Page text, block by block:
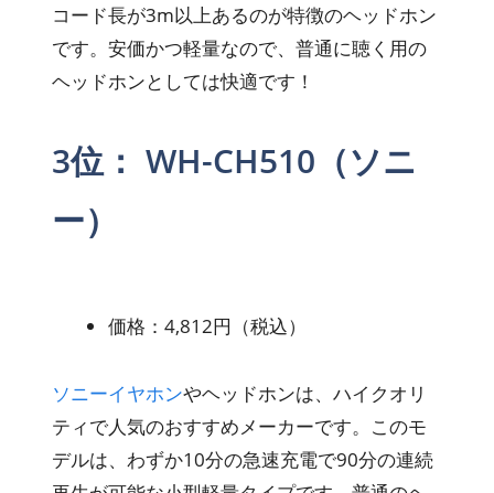
コード長が3m以上あるのが特徴のヘッドホン
です。安価かつ軽量なので、普通に聴く用の
ヘッドホンとしては快適です！
3位： WH-CH510（ソニ
ー）
価格：4,812円（税込）
ソニーイヤホンやヘッドホンは、ハイクオリ
ティで人気のおすすめメーカーです。このモ
デルは、わずか10分の急速充電で90分の連続